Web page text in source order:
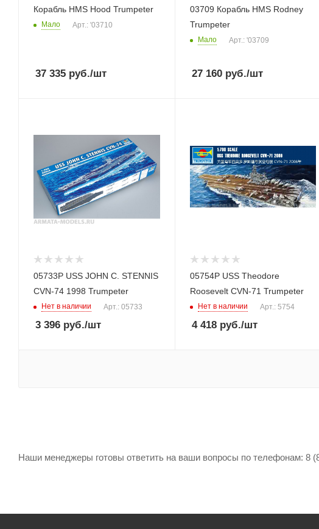
Корабль HMS Hood Trumpeter
Мало Арт.: '03710
37 335 руб./шт
03709 Корабль HMS Rodney
Trumpeter
Мало Арт.: '03709
27 160руб./шт
05733P USS JOHN C. STENNIS
CVN-74 1998 Trumpeter
Нет в наличии Арт.: 05733
3 396 руб./шт
05754P USS Theodore
Roosevelt CVN-71 Trumpeter
Нет в наличии Арт.: 5754
4 418руб./шт
Наши менеджеры готовы ответить на ваши вопросы по телефонам: 8